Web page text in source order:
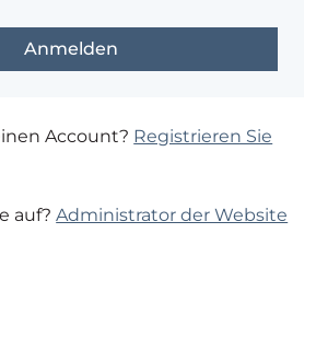
Account? Registrieren Sie
auf?Administrator der Website